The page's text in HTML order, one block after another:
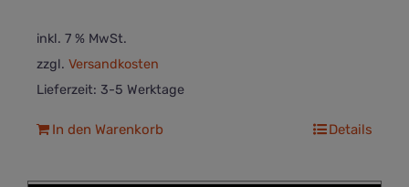
inkl. 7 % MwSt.
zzgl. Versandkosten
Lieferzeit: 3-5 Werktage
In den Warenkorb Details